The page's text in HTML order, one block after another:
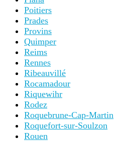
Poitiers
Prades
Provins
Quimper
Reims
Rennes
Ribeauvillé
Rocamadour
Riquewihr
Rodez
Roquebrune-Cap-Martin
Roquefort-sur-Soulzon
Rouen